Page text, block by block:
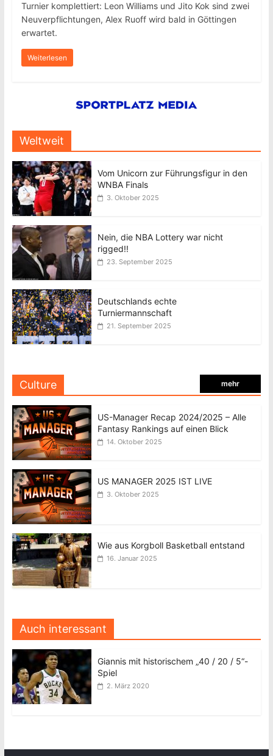
Turnier komplettiert: Leon Williams und Jito Kok sind zwei
Neuverpflichtungen, Alex Ruoff wird bald in Göttingen
erwartet.
Weiterlesen
Weltweit
Vom Unicorn zur Führungsfigur in den
WNBA Finals
3. Oktober 2025
Nein, die NBA Lottery war nicht
rigged!!
23. September 2025
Deutschlands echte
Turniermannschaft
21. September 2025
Culture mehr
US-Manager Recap 2024/2025 – Alle
Fantasy Rankings auf einen Blick
14. Oktober 2025
US MANAGER 2025 IST LIVE
3. Oktober 2025
Wie aus Korgboll Basketball entstand
16. Januar 2025
Auch interessant
Giannis mit historischem „40 / 20 / 5“-
Spiel
2. März 2020